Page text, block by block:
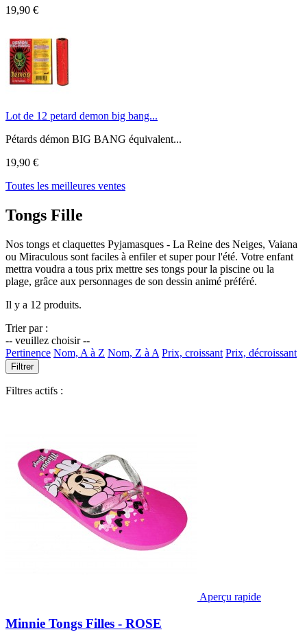
19,90 €
Lot de 12 petard demon big bang...
Pétards démon BIG BANG équivalent...
19,90 €
Toutes les meilleures ventes
Tongs Fille
Nos tongs et claquettes Pyjamasques - La Reine des Neiges, Vaiana
ou Miraculous sont faciles à enfiler et super pour l'été. Votre enfant
mettra voudra a tous prix mettre ses tongs pour la piscine ou la
plage, grâce aux personnages de son dessin animé préféré.
Il y a 12 produits.
Trier par :
-- veuillez choisir --
Pertinence Nom, A à Z Nom, Z à A Prix, croissant Prix, décroissant
Filtrer
Filtres actifs :
Aperçu rapide
Minnie Tongs Filles - ROSE